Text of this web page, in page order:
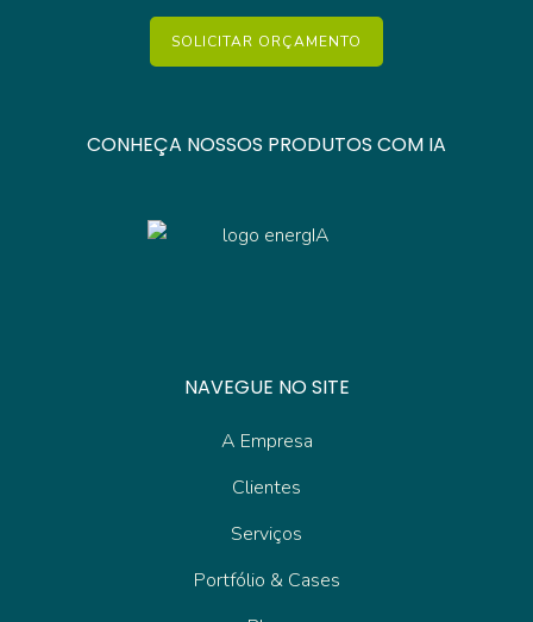
SOLICITAR ORÇAMENTO
CONHEÇA NOSSOS PRODUTOS COM IA
NAVEGUE NO SITE
A Empresa
Clientes
Serviços
Portfólio & Cases